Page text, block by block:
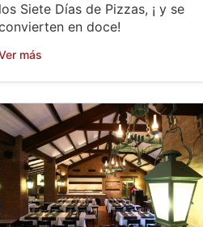
los Siete Días de Pizzas, ¡ y se
en doce!
más